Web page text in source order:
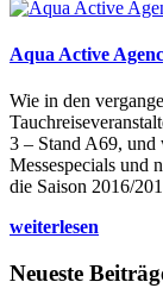
Aqua Active
Wie in den
3 – Stand A69,
Messespecials und
die Saison 2016/
weiterlesen
Neueste